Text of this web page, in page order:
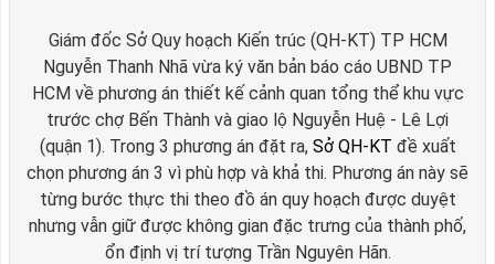
Giám đốc Sở Quy hoạch Kiến trúc (QH-KT) TP HCM
Nguyễn Thanh Nhã vừa ký văn bản báo cáo UBND TP
HCM về phương án thiết kế cảnh quan tổng thể khu vực
trước chợ Bến Thành và giao lộ Nguyễn Huệ - Lê Lợi
(quận 1). Trong 3 phương án đặt ra, Sở QH-KT đề xuất
chọn phương án 3 vì phù hợp và khả thi. Phương án này sẽ
từng bước thực thi theo đồ án quy hoạch được duyệt
nhưng vẫn giữ được không gian đặc trưng của thành phố,
ổn định vị trí tượng Trần Nguyên Hãn.